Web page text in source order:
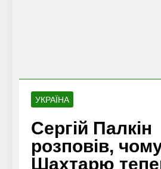
УКРАЇНА
Сергій Палкін
розповів,
Шахтарю